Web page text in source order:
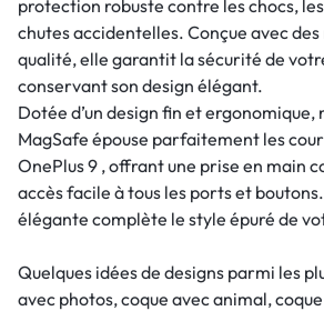
protection robuste contre les chocs,
chutes accidentelles. Conçue avec
qualité, elle garantit la sécurité de
conservant son design élégant.
Dotée d’un design fin et ergonomique,
MagSafe épouse parfaitement les
OnePlus 9 , offrant une prise en main
accès facile à tous les ports et
élégante complète le style épuré de
Quelques idées de designs parmi les
avec photos, coque avec animal,